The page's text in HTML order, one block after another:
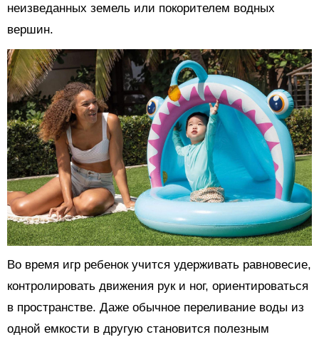
неизведанных земель или покорителем водных
вершин.
Во время игр ребенок учится удерживать равновесие,
контролировать движения рук и ног, ориентироваться
в пространстве. Даже обычное переливание воды из
одной емкости в другую становится полезным